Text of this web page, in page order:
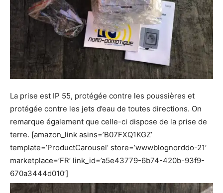
La prise est IP 55, protégée contre les poussières et
protégée contre les jets d’eau de toutes directions. On
remarque également que celle-ci dispose de la prise de
terre. [amazon_link asins=’B07FXQ1KGZ’
template=’ProductCarousel’ store=’wwwblognorddo-21′
marketplace=’FR’ link_id=’a5e43779-6b74-420b-93f9-
670a3444d010′]